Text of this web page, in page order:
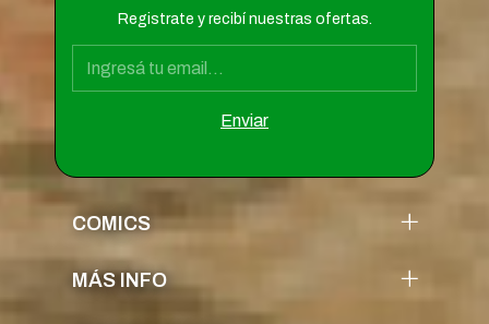
Registrate y recibí nuestras ofertas.
COMICS
MÁS INFO